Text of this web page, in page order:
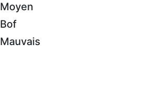
Moyen
Bof
Mauvais